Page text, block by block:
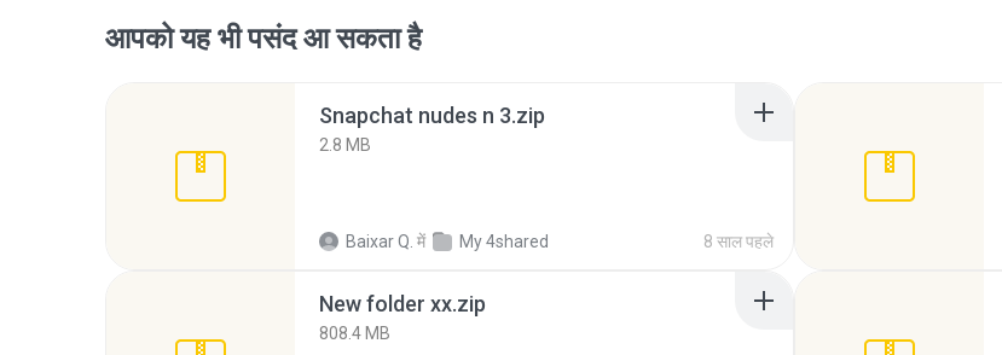
आपको यह भी पसंद आ सकता है
Snapchat nudes n 3.zip
2.8 MB
Baixar Q. में My 4shared 8 साल पहले
New folder xx.zip
808.4 MB